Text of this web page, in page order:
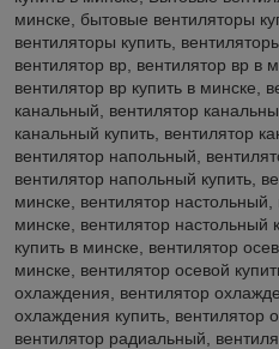
минске, бытовые вентиляторы
вентиляторы купить,
вентилятор вр, вентилятор вр в
вентилятор вр купить в минске,
канальный, вентилятор
канальный купить, вентилятор
вентилятор напольный,
вентилятор напольный купить,
минске, вентилятор
минске, вентилятор настольный
купить в минске, вентилятор
минске, вентилятор осевой
охлаждения, вентилятор
охлаждения купить, вентилятор
вентилятор радиальный,